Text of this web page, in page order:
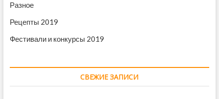
Разное
Рецепты 2019
Фестивали и конкурсы 2019
СВЕЖИЕ ЗАПИСИ